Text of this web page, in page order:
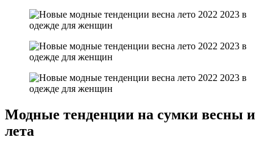
Модные тенденции на сумки весны и
лета